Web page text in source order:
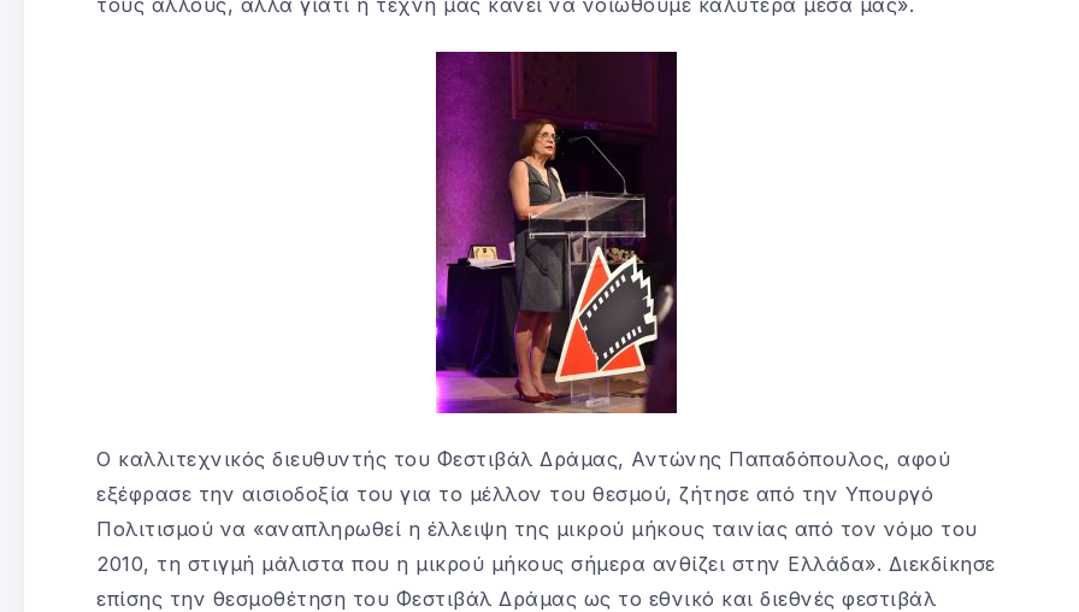
Ο καλλιτεχνικός διευθυντής του Φεστιβάλ Δράμας, Αντώνης Παπαδόπουλος, αφού
εξέφρασε την αισιοδοξία του για το μέλλον του θεσμού, ζήτησε από την Υπουργό
Πολιτισμού να «αναπληρωθεί η έλλειψη της μικρού μήκους ταινίας από τον νόμο του
2010, τη στιγμή μάλιστα που η μικρού μήκους σήμερα ανθίζει στην Ελλάδα». Διεκδίκησε
επίσης την θεσμοθέτηση του Φεστιβάλ Δράμας ως το εθνικό και διεθνές φεστιβάλ